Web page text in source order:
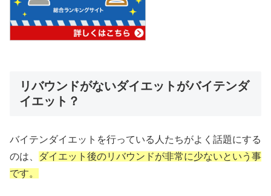
リバウンドがないダイエットがバイテンダ
イエット？
バイテンダイエットを行っている人たちがよく話題にする
のは、
ダイエット後のリバウンドが非常に少ないという事
です。